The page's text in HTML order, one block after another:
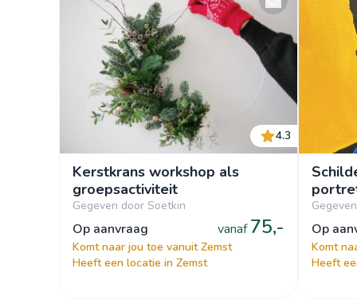
4.3
Kerstkrans workshop als
groepsactiviteit
Gegeven door Soetkin
op aanvraag vanaf 75,-
Komt naar jou toe vanuit Zemst
Heeft een locatie in Zemst
op
Komt
Heeft